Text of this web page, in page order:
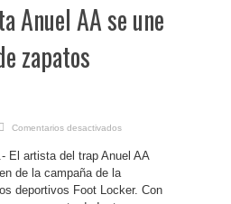
Anuel AA se une
zapatos
Comentarios desactivados
Anuel
se
une
a
El artista del trap Anuel AA
de la campaña de la
deportivos Foot Locker. Con